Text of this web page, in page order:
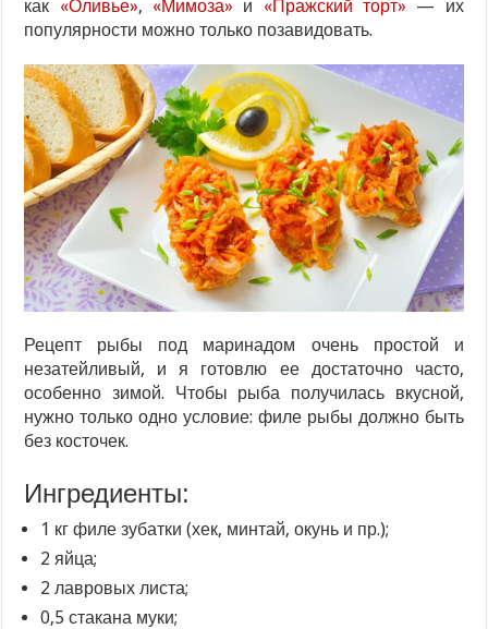
как «Оливье», «Мимоза» и «Пражский торт» — их
популярности можно только позавидовать.
Рецепт рыбы под маринадом очень простой и
незатейливый, и я готовлю ее достаточно часто,
особенно зимой. Чтобы рыба получилась вкусной,
нужно только одно условие: филе рыбы должно быть
без косточек.
Ингредиенты:
1 кг филе зубатки (хек, минтай, окунь и пр.);
2 яйца;
2 лавровых листа;
0,5 стакана муки;